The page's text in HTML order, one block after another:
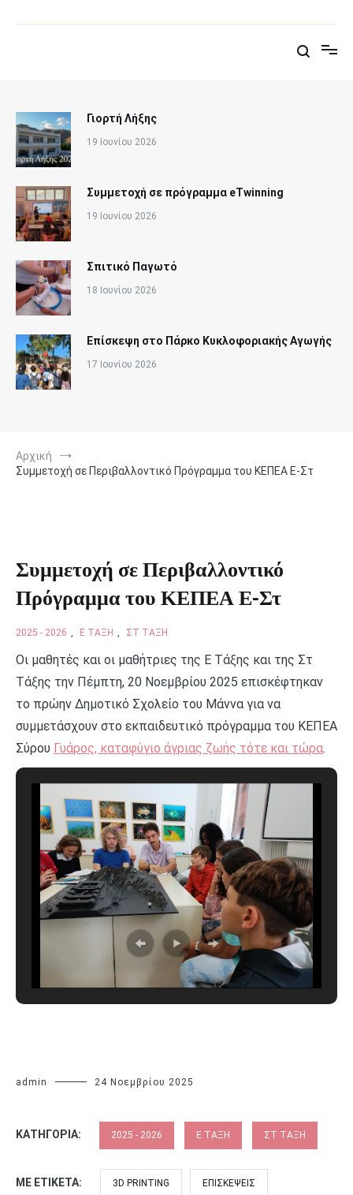
στο
Γιορτή Λήξης
19 Ιουνίου 2026
Συμμετοχή σε πρόγραμμα eTwinning
19 Ιουνίου 2026
Σπιτικό Παγωτό
18 Ιουνίου 2026
Επίσκεψη στο Πάρκο Κυκλοφοριακής Αγωγής
17 Ιουνίου 2026
Αρχική
Συμμετοχή σε Περιβαλλοντικό Πρόγραμμα του ΚΕΠΕΑ Ε-Στ
Συμμετοχή σε Περιβαλλοντικό
Πρόγραμμα του ΚΕΠΕΑ Ε-Στ
2025 - 2026 , Ε ΤΆΞΗ , ΣΤ ΤΆΞΗ
Οι μαθητές και οι μαθήτριες της Ε Τάξης και της Στ
Τάξης την Πέμπτη, 20 Νοεμβρίου 2025 επισκέφτηκαν
το πρώην Δημοτικό Σχολείο του Μάννα για να
συμμετάσχουν στο εκπαιδευτικό πρόγραμμα του ΚΕΠΕΑ
Σύρου Γυάρος, καταφύγιο άγριας ζωής τότε και τώρα.
admin 24 Νοεμβρίου 2025
ΚΑΤΗΓΟΡΊΑ: 2025 - 2026 Ε ΤΆΞΗ ΣΤ ΤΆΞΗ
ΜΕ ΕΤΙΚΈΤΑ: 3D PRINTING ΕΠΙΣΚΈΨΕΙΣ